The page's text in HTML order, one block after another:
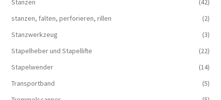
Stanzen
(42)
stanzen, falten, perforieren, rillen
(2)
Stanzwerkzeug
(3)
Stapelheber und Stapellifte
(22)
Stapelwender
(14)
Transportband
(5)